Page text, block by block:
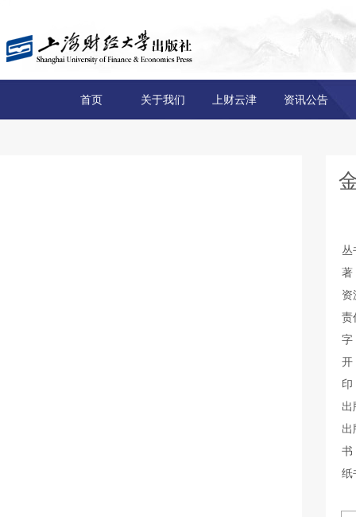
首页 关于我们 上财云津 资讯公告
丛
著
资
责
出
出
纸